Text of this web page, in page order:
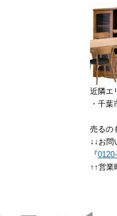
近隣エ
・千
売るの
↓↓お問
『
↑↑営業